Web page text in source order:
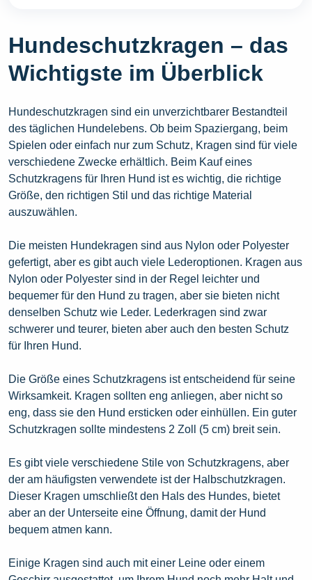
Hundeschutzkragen – das
Wichtigste im Überblick
Hundeschutzkragen sind ein unverzichtbarer Bestandteil
des täglichen Hundelebens. Ob beim Spaziergang, beim
Spielen oder einfach nur zum Schutz, Kragen sind für viele
verschiedene Zwecke erhältlich. Beim Kauf eines
Schutzkragens für Ihren Hund ist es wichtig, die richtige
Größe, den richtigen Stil und das richtige Material
auszuwählen.
Die meisten Hundekragen sind aus Nylon oder Polyester
gefertigt, aber es gibt auch viele Lederoptionen. Kragen aus
Nylon oder Polyester sind in der Regel leichter und
bequemer für den Hund zu tragen, aber sie bieten nicht
denselben Schutz wie Leder. Lederkragen sind zwar
schwerer und teurer, bieten aber auch den besten Schutz
für Ihren Hund.
Die Größe eines Schutzkragens ist entscheidend für seine
Wirksamkeit. Kragen sollten eng anliegen, aber nicht so
eng, dass sie den Hund ersticken oder einhüllen. Ein guter
Schutzkragen sollte mindestens 2 Zoll (5 cm) breit sein.
Es gibt viele verschiedene Stile von Schutzkragens, aber
der am häufigsten verwendete ist der Halbschutzkragen.
Dieser Kragen umschließt den Hals des Hundes, bietet
aber an der Unterseite eine Öffnung, damit der Hund
bequem atmen kann.
Einige Kragen sind auch mit einer Leine oder einem